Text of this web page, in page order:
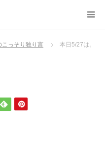
こっそり独り言 本日5/27は。